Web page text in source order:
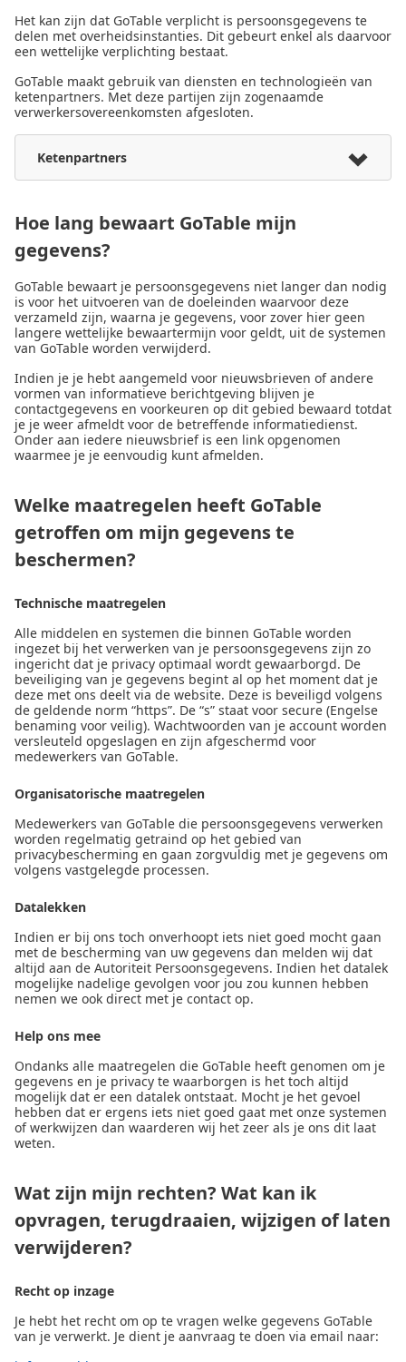
Het kan zijn dat GoTable verplicht is persoonsgegevens te
delen met overheidsinstanties. Dit gebeurt enkel als daarvoor
een wettelijke verplichting bestaat.
GoTable maakt gebruik van diensten en technologieën van
ketenpartners. Met deze partijen zijn zogenaamde
verwerkersovereenkomsten afgesloten.
Ketenpartners
Hoe lang bewaart GoTable mijn
gegevens?
GoTable bewaart je persoonsgegevens niet langer dan nodig
is voor het uitvoeren van de doeleinden waarvoor deze
verzameld zijn, waarna je gegevens, voor zover hier geen
langere wettelijke bewaartermijn voor geldt, uit de systemen
van GoTable worden verwijderd.
Indien je je hebt aangemeld voor nieuwsbrieven of andere
vormen van informatieve berichtgeving blijven je
contactgegevens en voorkeuren op dit gebied bewaard totdat
je je weer afmeldt voor de betreffende informatiedienst.
Onder aan iedere nieuwsbrief is een link opgenomen
waarmee je je eenvoudig kunt afmelden.
Welke maatregelen heeft GoTable
getroffen om mijn gegevens te
beschermen?
Technische maatregelen
Alle middelen en systemen die binnen GoTable worden
ingezet bij het verwerken van je persoonsgegevens zijn zo
ingericht dat je privacy optimaal wordt gewaarborgd. De
beveiliging van je gegevens begint al op het moment dat je
deze met ons deelt via de website. Deze is beveiligd volgens
de geldende norm “https”. De “s” staat voor secure (Engelse
benaming voor veilig). Wachtwoorden van je account worden
versleuteld opgeslagen en zijn afgeschermd voor
medewerkers van GoTable.
Organisatorische maatregelen
Medewerkers van GoTable die persoonsgegevens verwerken
worden regelmatig getraind op het gebied van
privacybescherming en gaan zorgvuldig met je gegevens om
volgens vastgelegde processen.
Datalekken
Indien er bij ons toch onverhoopt iets niet goed mocht gaan
met de bescherming van uw gegevens dan melden wij dat
altijd aan de Autoriteit Persoonsgegevens. Indien het datalek
mogelijke nadelige gevolgen voor jou zou kunnen hebben
nemen we ook direct met je contact op.
Help ons mee
Ondanks alle maatregelen die GoTable heeft genomen om je
gegevens en je privacy te waarborgen is het toch altijd
mogelijk dat er een datalek ontstaat. Mocht je het gevoel
hebben dat er ergens iets niet goed gaat met onze systemen
of werkwijzen dan waarderen wij het zeer als je ons dit laat
weten.
Wat zijn mijn rechten? Wat kan ik
opvragen, terugdraaien, wijzigen of laten
verwijderen?
Recht op inzage
Je hebt het recht om op te vragen welke gegevens GoTable
van je verwerkt. Je dient je aanvraag te doen via email naar: